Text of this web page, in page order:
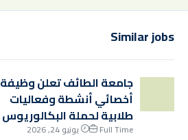
Similar jobs
جامعة الطائف تعلن وظيفة
أخصائي أنشطة وفعاليات
طلابية لحملة البكالوريوس
Full Time
يونيو 24, 2026